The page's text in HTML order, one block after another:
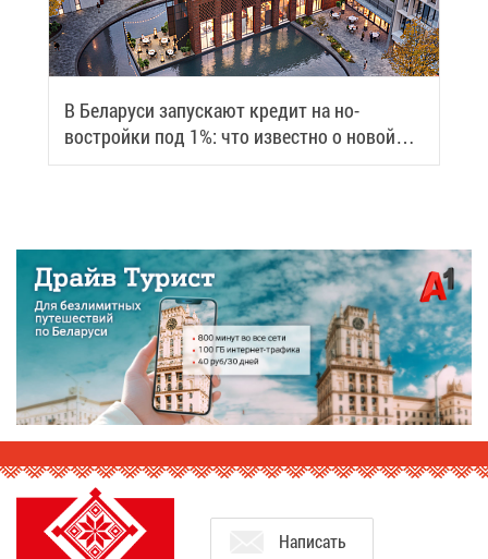
В Бе­ла­ру­си за­пус­ка­ют кре­дит на но­
вострой­ки под 1%: что из­вест­но о но­вой
про­грам­ме
На­пи­сать